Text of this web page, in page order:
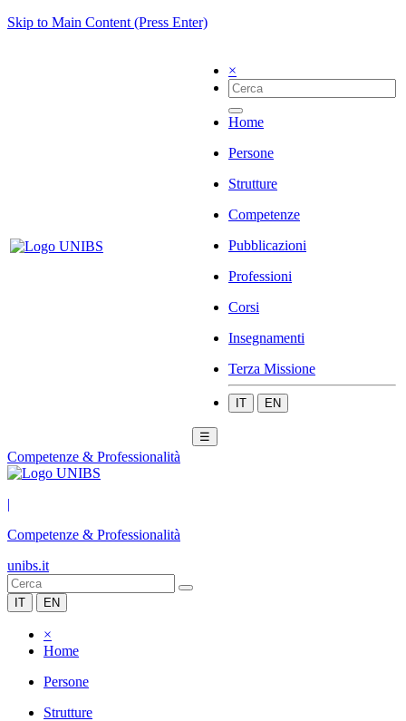
Skip to Main Content (Press Enter)
×
Home
Persone
Strutture
Competenze
Pubblicazioni
Professioni
Corsi
Insegnamenti
Terza Missione
IT EN
☰
Competenze & Professionalità
|
Competenze & Professionalità
unibs.it
IT EN
×
Home
Persone
Strutture